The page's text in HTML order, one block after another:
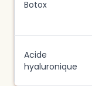
Botox
Acide
hyaluronique